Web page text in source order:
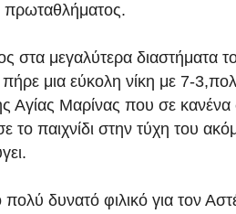
πρωταθλήματος.
στα μεγαλύτερα διαστήματα
μια εύκολη νίκη με 7-
Αγίας Μαρίνας που σε
το παιχνίδι στην τύχη του
δυνατό φιλικό για τον